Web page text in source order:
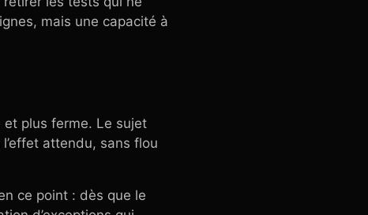
mais une capacité à
et plus ferme. Le sujet
attendu, sans flou
ce point : dès que le